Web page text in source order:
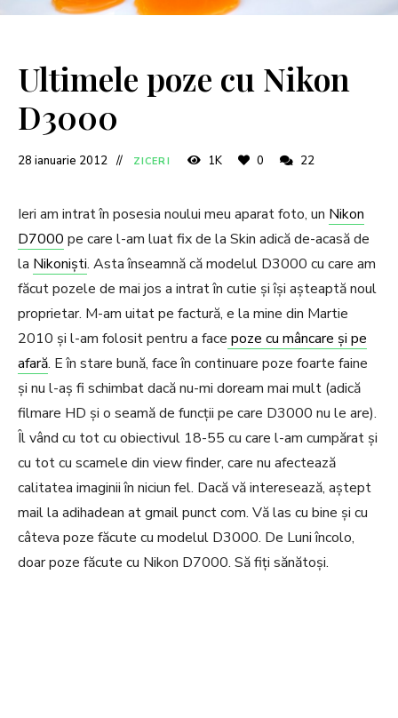
Ultimele poze cu Nikon
D3000
28 ianuarie 2012 ZICERI 1K 0 22
Ieri am intrat în posesia noului meu aparat foto, un Nikon
D7000 pe care l-am luat fix de la Skin adică de-acasă de
la Nikoniști. Asta înseamnă că modelul D3000 cu care am
făcut pozele de mai jos a intrat în cutie și își așteaptă noul
proprietar. M-am uitat pe factură, e la mine din Martie
2010 și l-am folosit pentru a face poze cu mâncare și pe
afară. E în stare bună, face în continuare poze foarte faine
și nu l-aș fi schimbat dacă nu-mi doream mai mult (adică
filmare HD și o seamă de funcții pe care D3000 nu le are).
Îl vând cu tot cu obiectivul 18-55 cu care l-am cumpărat și
cu tot cu scamele din view finder, care nu afectează
calitatea imaginii în niciun fel. Dacă vă interesează, aștept
mail la adihadean at gmail punct com. Vă las cu bine și cu
câteva poze făcute cu modelul D3000. De Luni încolo,
doar poze făcute cu Nikon D7000. Să fiți sănătoși.